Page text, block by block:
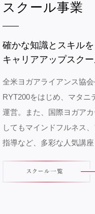
スクール事業
確かな知識とスキルを
キャリアアップスク
全米ヨガアライアンス協
RYT200をはじめ、マタニ
運営。また、国際ヨガア
してもマインドフルネス
指導など、多彩な人気講座